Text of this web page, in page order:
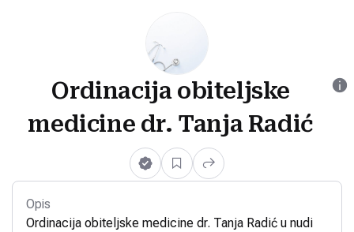
Ordinacija obiteljske
medicine dr. Tanja Radić
Opis
Ordinacija obiteljske medicine dr. Tanja Radić u nudi